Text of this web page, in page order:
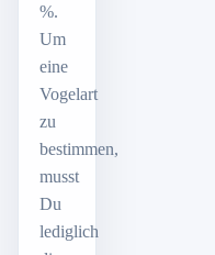
%.
Um
eine
Vogelart
zu
bestimmen,
musst
Du
lediglich